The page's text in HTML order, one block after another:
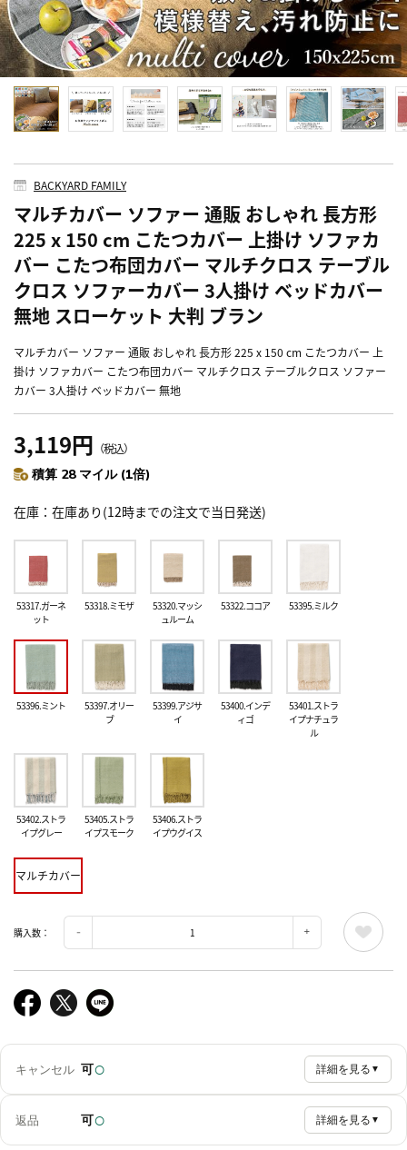
BACKYARD FAMILY
マルチカバー ソファー 通販 おしゃれ 長方形
225 x 150 cm こたつカバー 上掛け ソファカ
バー こたつ布団カバー マルチクロス テーブル
クロス ソファーカバー 3人掛け ベッドカバー
無地 スローケット 大判 ブラン
マルチカバー ソファー 通販 おしゃれ 長方形 225 x 150 cm こたつカバー 上
掛け ソファカバー こたつ布団カバー マルチクロス テーブルクロス ソファー
カバー 3人掛け ベッドカバー 無地
3,119円 （税込）
積算 28 マイル (1倍)
在庫 在庫あり(12時までの注文で当日発送)
53317.ガーネ
ット
53318.ミモザ
53320.マッシ
ュルーム
53322.ココア 53395.ミルク
53396.ミント
53397.オリー
ブ
53399.アジサ
イ
53400.インデ
ィゴ
53401.ストラ
イプナチュラ
ル
53402.ストラ
イプグレー
53405.ストラ
イプスモーク
53406.ストラ
イプウグイス
マルチカバー
購入数：
キャンセル 可○ 詳細を見る ▼
返品 可○ 詳細を見る ▼